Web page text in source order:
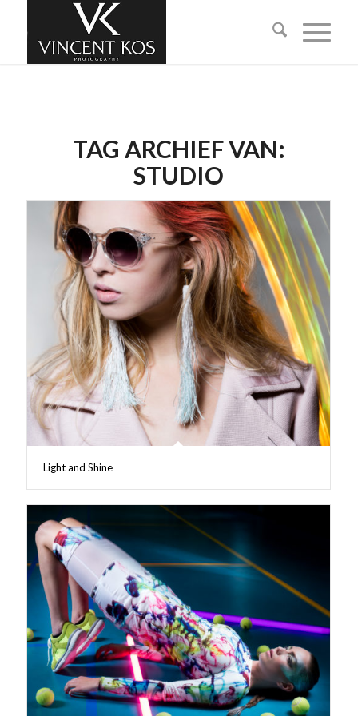
TAG ARCHIEF VAN:
STUDIO
Light and Shine